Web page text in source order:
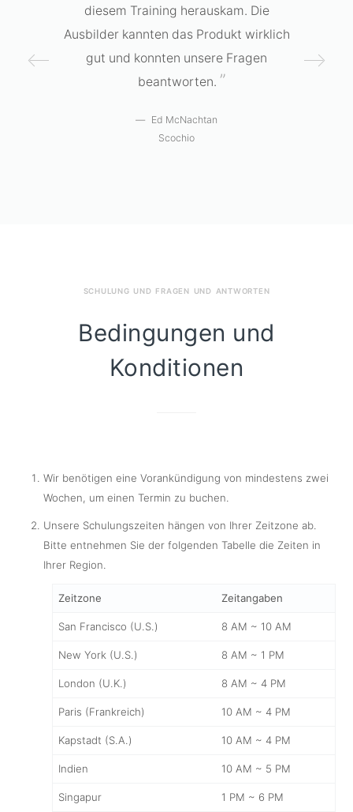
und Fragen zu beantworten. Er war sehr
klar in seinen Gesprächspunkten und
hielt sich an ein leicht nachvollziehbares
Lehrtempo. Großartige Arbeit.
Clifton Whitcomb
Clarion
SCHULUNG UND FRAGEN UND ANTWORTEN
Bedingungen und
Konditionen
Wir benötigen eine Vorankündigung von mindestens zwei
Wochen, um einen Termin zu buchen.
Unsere Schulungszeiten hängen von Ihrer Zeitzone ab.
Bitte entnehmen Sie der folgenden Tabelle die Zeiten in
Ihrer Region.
Zeitzone Zeitangaben
San Francisco (U.S.) 8 AM ~ 10 AM
New York (U.S.) 8 AM ~ 1 PM
London (U.K.) 8 AM ~ 4 PM
Paris (Frankreich) 10 AM ~ 4 PM
Kapstadt (S.A.) 10 AM ~ 4 PM
Indien 10 AM ~ 5 PM
Singapur 1 PM ~ 6 PM